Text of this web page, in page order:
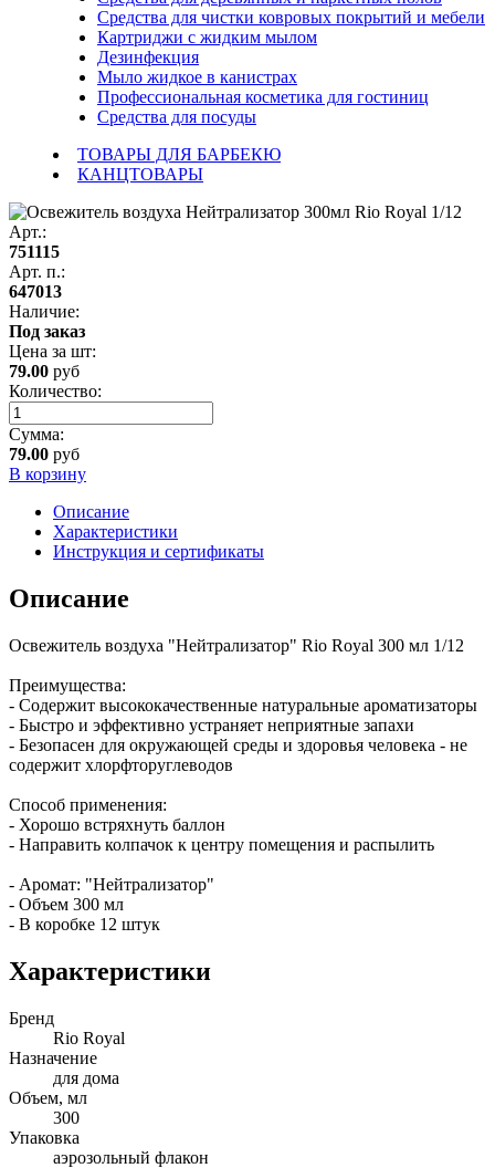
Средства для чистки ковровых покрытий и мебели
Картриджи с жидким мылом
Дезинфекция
Мыло жидкое в канистрах
Профессиональная косметика для гостиниц
Средства для посуды
ТОВАРЫ ДЛЯ БАРБЕКЮ
КАНЦТОВАРЫ
Арт.:
751115
Арт. п.:
647013
Наличие:
Под заказ
Цена за шт:
79.00 руб
Количество:
Сумма:
79.00 руб
В корзину
Описание
Характеристики
Инструкция и сертификаты
Описание
Освежитель воздуха "Нейтрализатор" Rio Royal 300 мл 1/12
Преимущества:
- Содержит высококачественные натуральные ароматизаторы
- Быстро и эффективно устраняет неприятные запахи
- Безопасен для окружающей среды и здоровья человека - не
содержит хлорфторуглеводов
Способ применения:
- Хорошо встряхнуть баллон
- Направить колпачок к центру помещения и распылить
- Аромат: "Нейтрализатор"
- Объем 300 мл
- В коробке 12 штук
Характеристики
Бренд
Rio Royal
Назначение
для дома
Объем, мл
300
Упаковка
аэрозольный флакон